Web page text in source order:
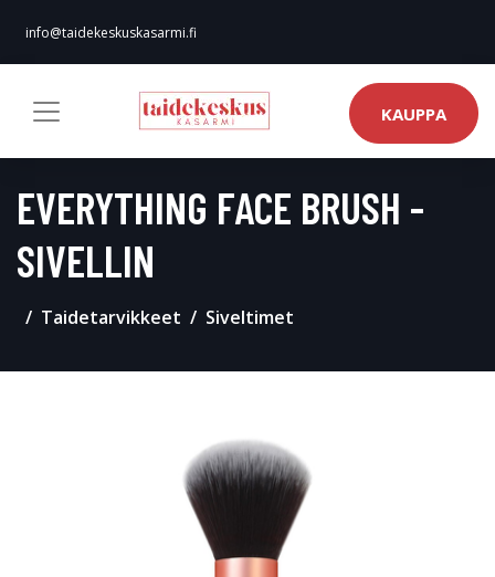
info@taidekeskuskasarmi.fi
KAUPPA
EVERYTHING FACE BRUSH -
SIVELLIN
Taidetarvikkeet Siveltimet